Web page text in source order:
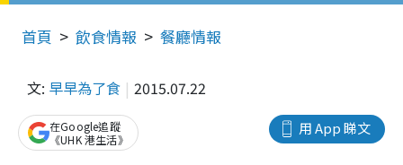
首頁 飲食情報 餐廳情報
文: 早早為了食 2015.07.22
用 App 睇文
在Google追蹤
《UHK 港生活》